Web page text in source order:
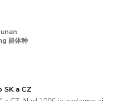
群体种
SK a CZ